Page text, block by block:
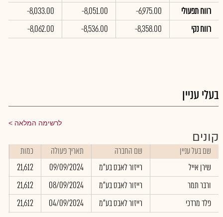
רווח תפעולי
-6,975.00
-8,051.00
-8,033.00
רווח נקי
-8,358.00
-8,536.00
-8,062.00
בעלי עניין
לרשימה המלאה
קונים
שם בעל עניין שם החברה תאריך פעולה כמות
שירן אייל
רייזור לאבס בע"מ 09/09/2024
21,612
ורבר תמר
רייזור לאבס בע"מ 08/09/2024
21,612
פלד מרדכי
רייזור לאבס בע"מ 04/09/2024
21,612